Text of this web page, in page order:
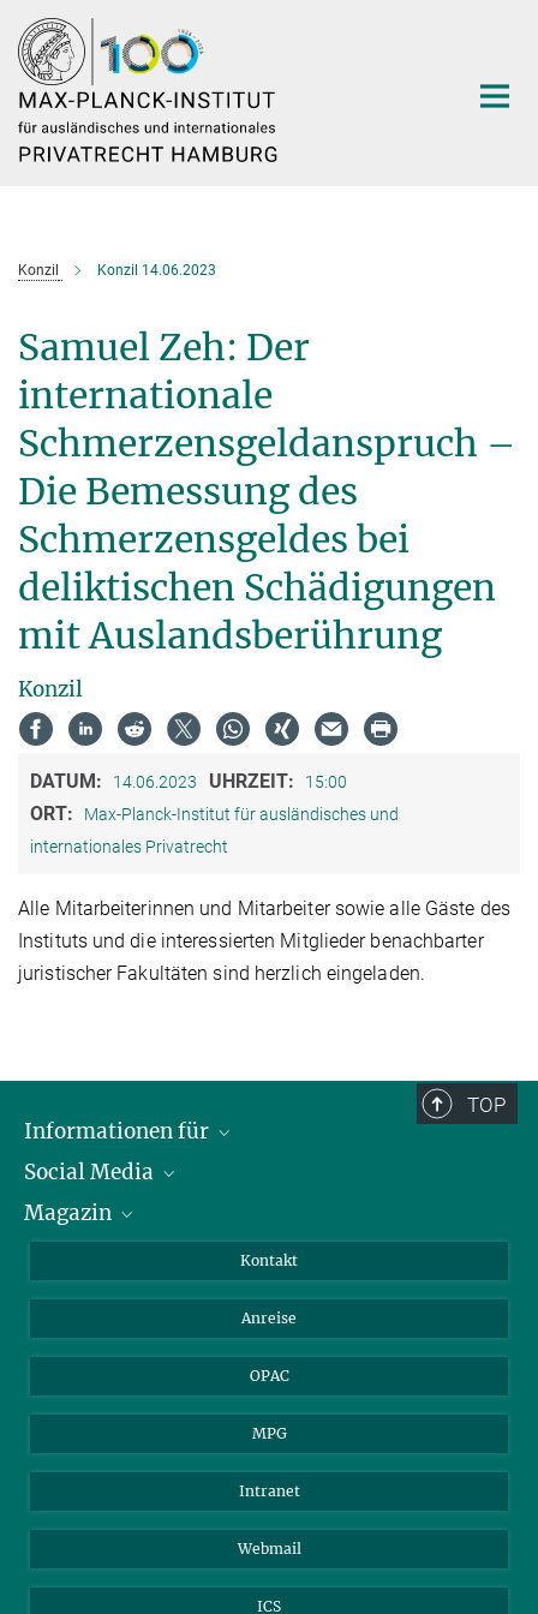
Hauptinhalt
Konzil Konzil 14.06.2023
Samuel Zeh: Der
internationale
Schmerzensgeldanspruch –
Die Bemessung des
Schmerzensgeldes bei
deliktischen Schädigungen
mit Auslandsberührung
Konzil
DATUM: 14.06.2023 UHRZEIT: 15:00
ORT:
Max-Planck-Institut für ausländisches und
internationales Privatrecht
Alle Mitarbeiterinnen und Mitarbeiter sowie alle Gäste des
Instituts und die interessierten Mitglieder benachbarter
juristischer Fakultäten sind herzlich eingeladen.
TOP
Informationen für
Journalist*innen
Stipendiat*innen
Social Media
LinkedIn
Magazin
Kontakt
Anreise
OPAC
MPG
Intranet
Webmail
ICS